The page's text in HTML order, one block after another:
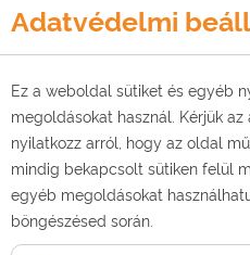
Adatvédelmi
Ez a weboldal sütiket és egyéb
megoldásokat használ. Kérjük
nyilatkozz arról, hogy az oldal
mindig bekapcsolt sütiken felül
egyéb megoldásokat
böngészésed során.
Telefon
Általános Szerződési